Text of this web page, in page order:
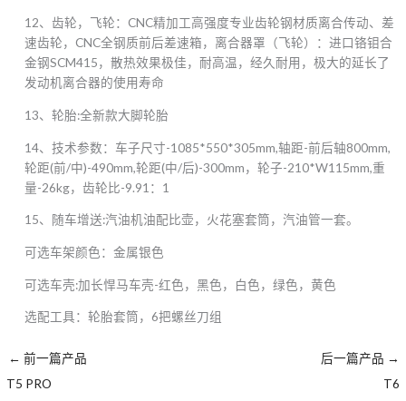
12、齿轮，飞轮：CNC精加工高强度专业齿轮钢材质离合传动、差
速齿轮，CNC全钢质前后差速箱，离合器罩（飞轮）：进口铬钼合
金钢SCM415，散热效果极佳，耐高温，经久耐用，极大的延长了
发动机离合器的使用寿命
13、轮胎:全新款大脚轮胎
14、技术参数：车子尺寸-1085*550*305mm,轴距-前后轴800mm,
轮距(前/中)-490mm,轮距(中/后)-300mm，轮子-210*W115mm,重
量-26kg，齿轮比-9.91：1
15、随车增送:汽油机油配比壶，火花塞套筒，汽油管一套。
可选车架颜色：金属银色
可选车壳:加长悍马车壳-红色，黑色，白色，绿色，黄色
选配工具：轮胎套筒，6把螺丝刀组
← 前一篇产品
T5 PRO
后一篇产品 →
T6